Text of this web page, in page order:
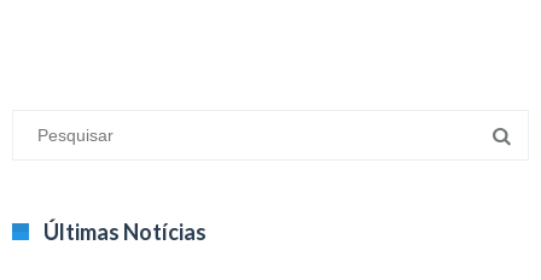
Últimas Notícias